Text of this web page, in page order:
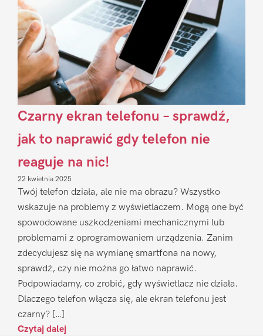
Czarny ekran telefonu – sprawdź,
jak to naprawić gdy telefon nie
reaguje na nic!
22 kwietnia 2025
Twój telefon działa, ale nie ma obrazu? Wszystko
wskazuje na problemy z wyświetlaczem. Mogą one być
spowodowane uszkodzeniami mechanicznymi lub
problemami z oprogramowaniem urządzenia. Zanim
zdecydujesz się na wymianę smartfona na nowy,
sprawdź, czy nie można go łatwo naprawić.
Podpowiadamy, co zrobić, gdy wyświetlacz nie działa.
Dlaczego telefon włącza się, ale ekran telefonu jest
czarny? […]
Czytaj dalej